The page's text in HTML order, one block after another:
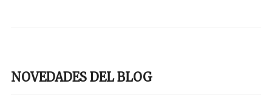
NOVEDADES DEL BLOG